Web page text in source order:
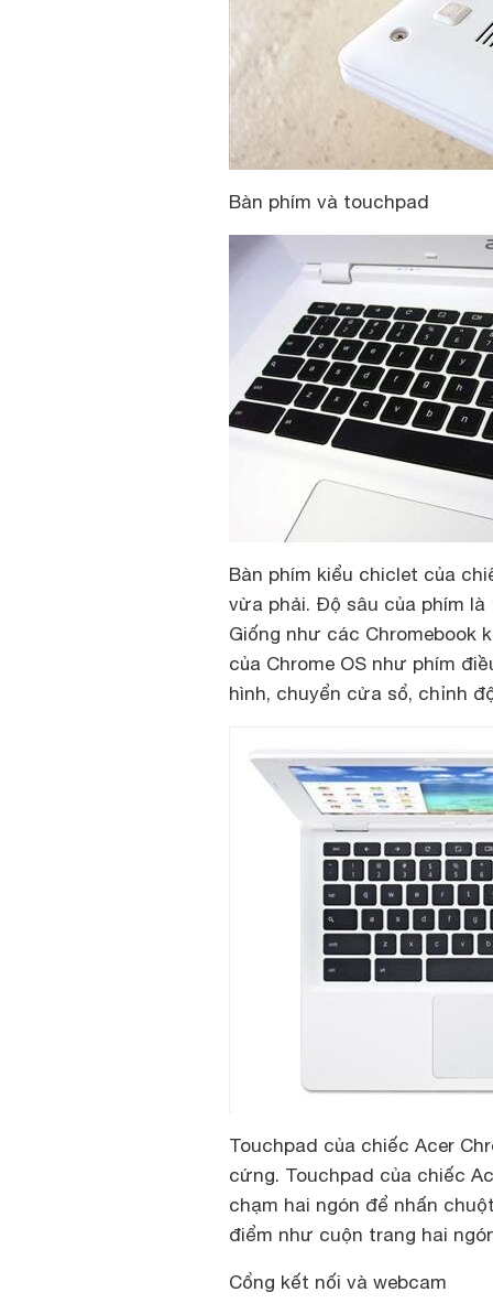
Bàn phím và touchpad
Bàn phím kiểu chiclet của
vừa phải. Độ sâu của phím là
Giống như các Chromebook
của Chrome OS như phím
hình, chuyển cửa sổ, chỉnh
Touchpad của chiếc Acer
cứng. Touchpad của chiếc
chạm hai ngón để nhấn
điểm như cuộn trang hai
Cổng kết nối và webcam